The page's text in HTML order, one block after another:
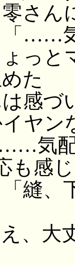
さん
「……
っと
た
感づ
ヤン
気
も感
縫、
、